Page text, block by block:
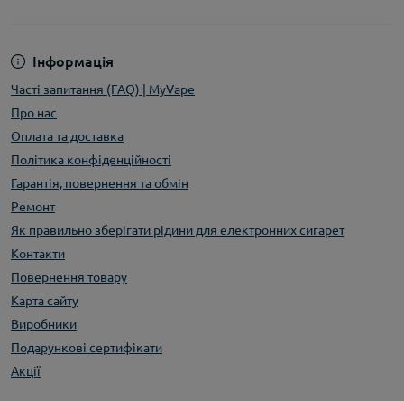
Інформація
Часті запитання (FAQ) | MyVape
Про нас
Оплата та доставка
Політика конфіденційності
Гарантія, повернення та обмін
Ремонт
Як правильно зберігати рідини для електронних сигарет
Контакти
Повернення товару
Карта сайту
Виробники
Подарункові сертифікати
Акції